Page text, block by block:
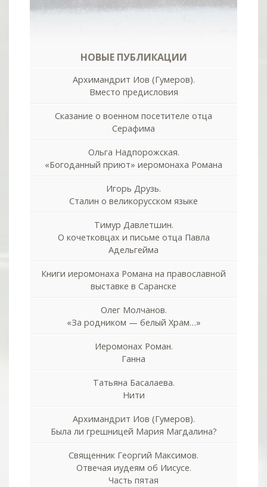
НОВЫЕ ПУБЛИКАЦИИ
Архимандрит Иов (Гумеров).
Вместо предисловия
Сказание о военном посетителе отца
Серафима
Ольга Надпорожская.
«Богоданный приют» иеромонаха Романа
Игорь Друзь.
Сталин о великорусском языке
Тимур Давлетшин.
О кочетковцах и письме отца Павла
Адельгейма
Книги иеромонаха Романа на православной
выставке в Саранске
Олег Молчанов.
«За родником — белый Храм…»
Иеромонах Роман.
Ганна
Татьяна Басалаева.
Нити
Архимандрит Иов (Гумеров).
Была ли грешницей Мария Магдалина?
Священник Георгий Максимов.
Отвечая иудеям об Иисусе.
Часть пятая